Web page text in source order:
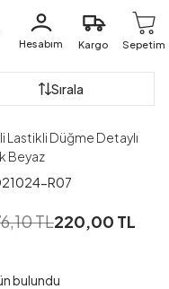
Hesabım Kargo Sepetim
Sırala
1 2
Lastikli Düğme Detaylı
Beyaz
R07
TL220,00 TL
bulundu